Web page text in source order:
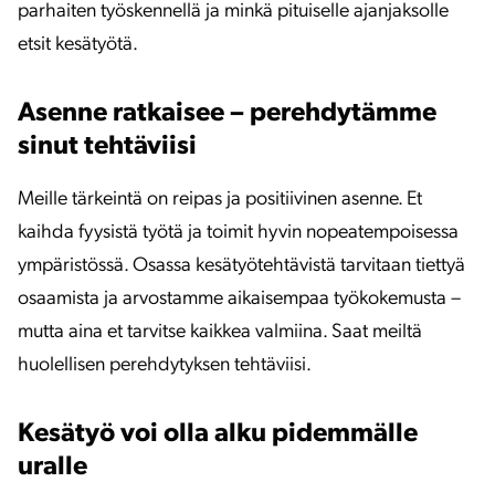
parhaiten työskennellä ja minkä pituiselle ajanjaksolle
etsit kesätyötä.
Asenne ratkaisee – perehdytämme
sinut tehtäviisi
Meille tärkeintä on reipas ja positiivinen asenne. Et
kaihda fyysistä työtä ja toimit hyvin nopeatempoisessa
ympäristössä. Osassa kesätyötehtävistä tarvitaan tiettyä
osaamista ja arvostamme aikaisempaa työkokemusta –
mutta aina et tarvitse kaikkea valmiina. Saat meiltä
huolellisen perehdytyksen tehtäviisi.
Kesätyö voi olla alku pidemmälle
uralle